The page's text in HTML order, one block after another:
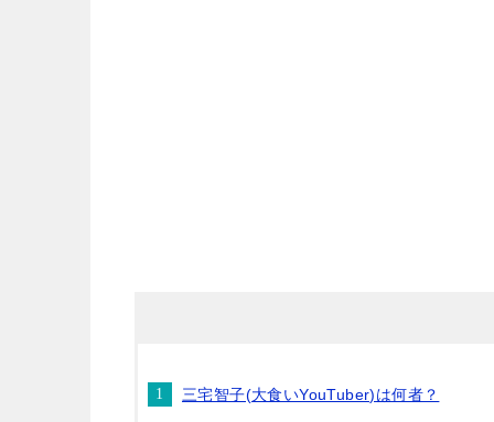
三宅智子(大食いYouTuber)は何者？